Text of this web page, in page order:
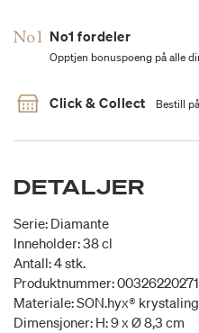
No1 fordeler
Opptjen bonuspoeng på alle
Click & Collect Bestill
DETALJER
Serie: Diamante
Inneholder: 38 cl
Antall: 4 stk.
Produktnummer:
Materiale: SON.hyx®
Dimensjoner: H: 9 x Ø 8,3 cm